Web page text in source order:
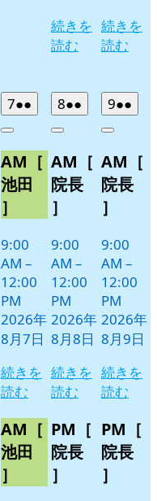
続きを
読む
続きを
読む
72026
年
月
7
日
●●
件
イ
ベ
ト)
Close
AM［
池田
］
9:00
AM –
12:00
PM
2026年
8月7日
続きを
読む
AM［
池田
］
82026
年
月
8
日
●●
件
イ
ベ
Close
AM［
院長
］
9:00
AM –
12:00
PM
2026年
8月8日
続きを
読む
PM［
院長
］
92026
年
月
9
日
●●
件
イ
ベ
Close
AM［
院長
］
9:00
AM –
12:00
PM
2026年
8月9日
続きを
読む
PM［
院長
］